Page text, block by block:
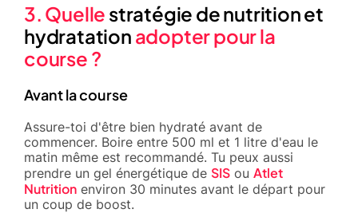
3. Quelle stratégie de nutrition et
hydratation adopter pour la
course ?
Avant la course
Assure-toi d'être bien hydraté avant de
commencer. Boire entre 500 ml et 1 litre d'eau le
matin même est recommandé. Tu peux aussi
prendre un gel énergétique de SIS ou Atlet
Nutrition environ 30 minutes avant le départ pour
un coup de boost.